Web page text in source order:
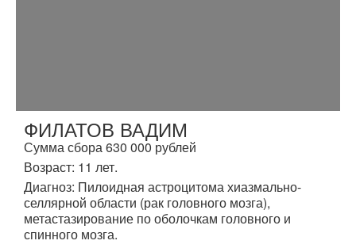
ФИЛАТОВ ВАДИМ
Сумма сбора 630 000 рублей
Возраст: 11 лет.
Диагноз: Пилоидная астроцитома хиазмально-
селлярной области (рак головного мозга),
метастазирование по оболочкам головного и
спинного мозга.